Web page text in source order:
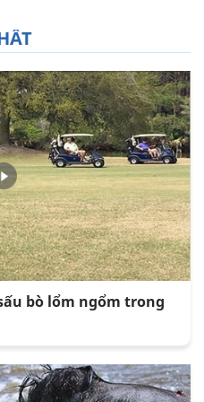
bò lổm ngổm trong